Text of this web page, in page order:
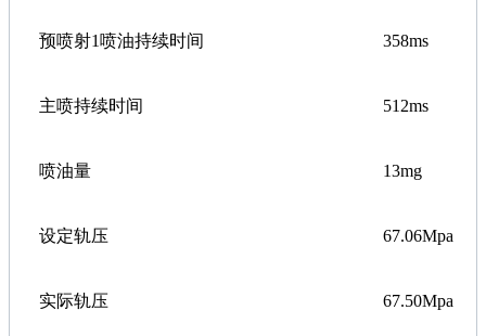
预喷射1 喷油持续时间 358ms
主喷持续时间 512ms
喷油量 13mg
设定轨压 67.06Mpa
实际轨压 67.50Mpa